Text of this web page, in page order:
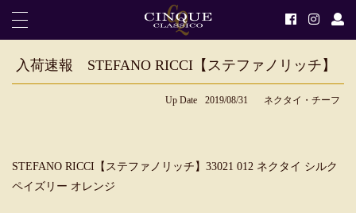
入荷速報 STEFANO RICCI【ステファノリッチ】
Up Date 2019/08/31 ネクタイ・チーフ
STEFANO RICCI【ステファノリッチ】33021 012 ネクタイ シルク
ペイズリー オレンジ